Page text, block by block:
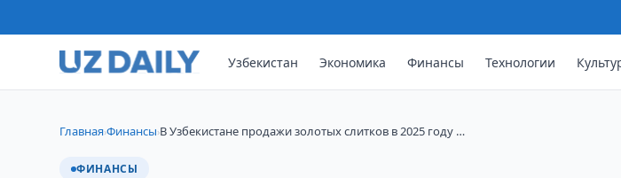
Узбекистан Экономика Финансы Технологии
Главная›Финансы›В Узбекистане продажи золотых слитков в 2025 году …
ФИНАНСЫ